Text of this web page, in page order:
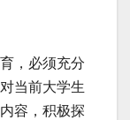
，必须充分
当前大学生
容，积极探